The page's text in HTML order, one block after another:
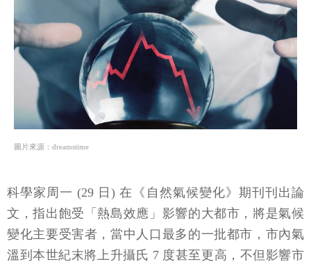
圖片來源：dreamstime
科學家周一 (29 日) 在《自然氣候變化》期刊刊出論
文，指出飽受「熱島效應」影響的大都市，將是氣候
變化主要受害者，當中人口最多的一批都市，市內氣
溫到本世紀末將上升攝氏 7 度甚至更高，不但影響市